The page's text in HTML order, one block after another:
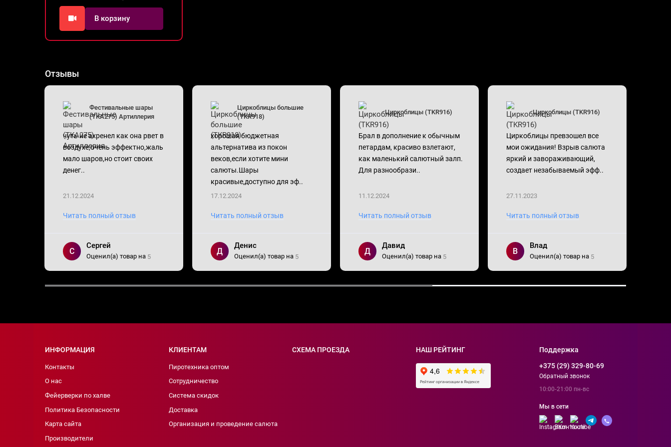
В корзину
Отзывы
Фестивальные шары
(TKA275) Артиллерия
чуть не ахренел как она рвет в
воздухе,очень эффектно,жаль
мало шаров,но стоит своих
денег..
21.12.2024
Читать полный отзыв
С
Сергей
Оценил(а) товар на 5
Циркоблицы большие
(TKR918)
хорошая бюджетная
альтернатива из покон
веков,если хотите мини
салюты.Шары
красивые,доступно для эф..
17.12.2024
Читать полный отзыв
Д
Денис
Оценил(а) товар на 5
Циркоблицы (TKR916)
Брал в дополнение к обычным
петардам, красиво взлетают,
как маленький салютный залп.
Для разнообрази..
11.12.2024
Читать полный отзыв
Д
Давид
Оценил(а) товар на 5
Циркоблицы (TKR916)
Циркоблицы превзошел все
мои ожидания! Взрыв салюта
яркий и завораживающий,
создает незабываемый эфф..
27.11.2023
Читать полный отзыв
В
Влад
Оценил(а) товар на 5
ИНФОРМАЦИЯ
Контакты
О нас
Фейерверки по халве
Политика Безопасности
Карта сайта
Производители
КЛИЕНТАМ
Пиротехника оптом
Сотрудничество
Система скидок
Доставка
Организация и проведение салюта
СХЕМА ПРОЕЗДА НАШ РЕЙТИНГ
Поддержка
+375 (29) 329-80-69
Обратный звонок
10:00-21:00 пн-вс
Мы в сети